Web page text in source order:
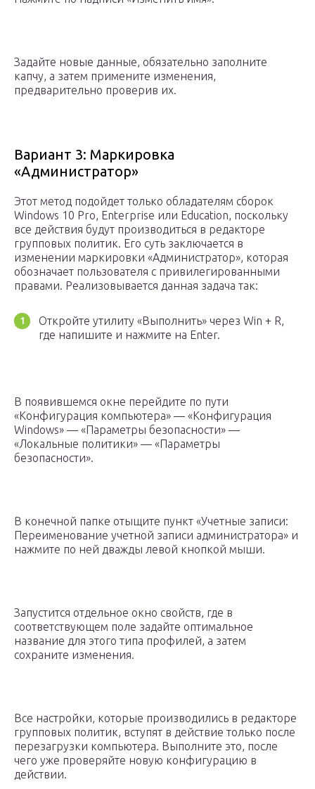
Задайте новые данные, обязательно заполните
капчу, а затем примените изменения,
предварительно проверив их.
Вариант 3: Маркировка
«Администратор»
Этот метод подойдет только обладателям сборок
Windows 10 Pro, Enterprise или Education, поскольку
все действия будут производиться в редакторе
групповых политик. Его суть заключается в
изменении маркировки «Администратор», которая
обозначает пользователя с привилегированными
правами. Реализовывается данная задача так:
Откройте утилиту «Выполнить» через Win + R,
где напишите и нажмите на Enter.
В появившемся окне перейдите по пути
«Конфигурация компьютера» — «Конфигурация
Windows» — «Параметры безопасности» —
«Локальные политики» — «Параметры
безопасности».
В конечной папке отыщите пункт «Учетные записи:
Переименование учетной записи администратора» и
нажмите по ней дважды левой кнопкой мыши.
Запустится отдельное окно свойств, где в
соответствующем поле задайте оптимальное
название для этого типа профилей, а затем
сохраните изменения.
Все настройки, которые производились в редакторе
групповых политик, вступят в действие только после
перезагрузки компьютера. Выполните это, после
чего уже проверяйте новую конфигурацию в
действии.